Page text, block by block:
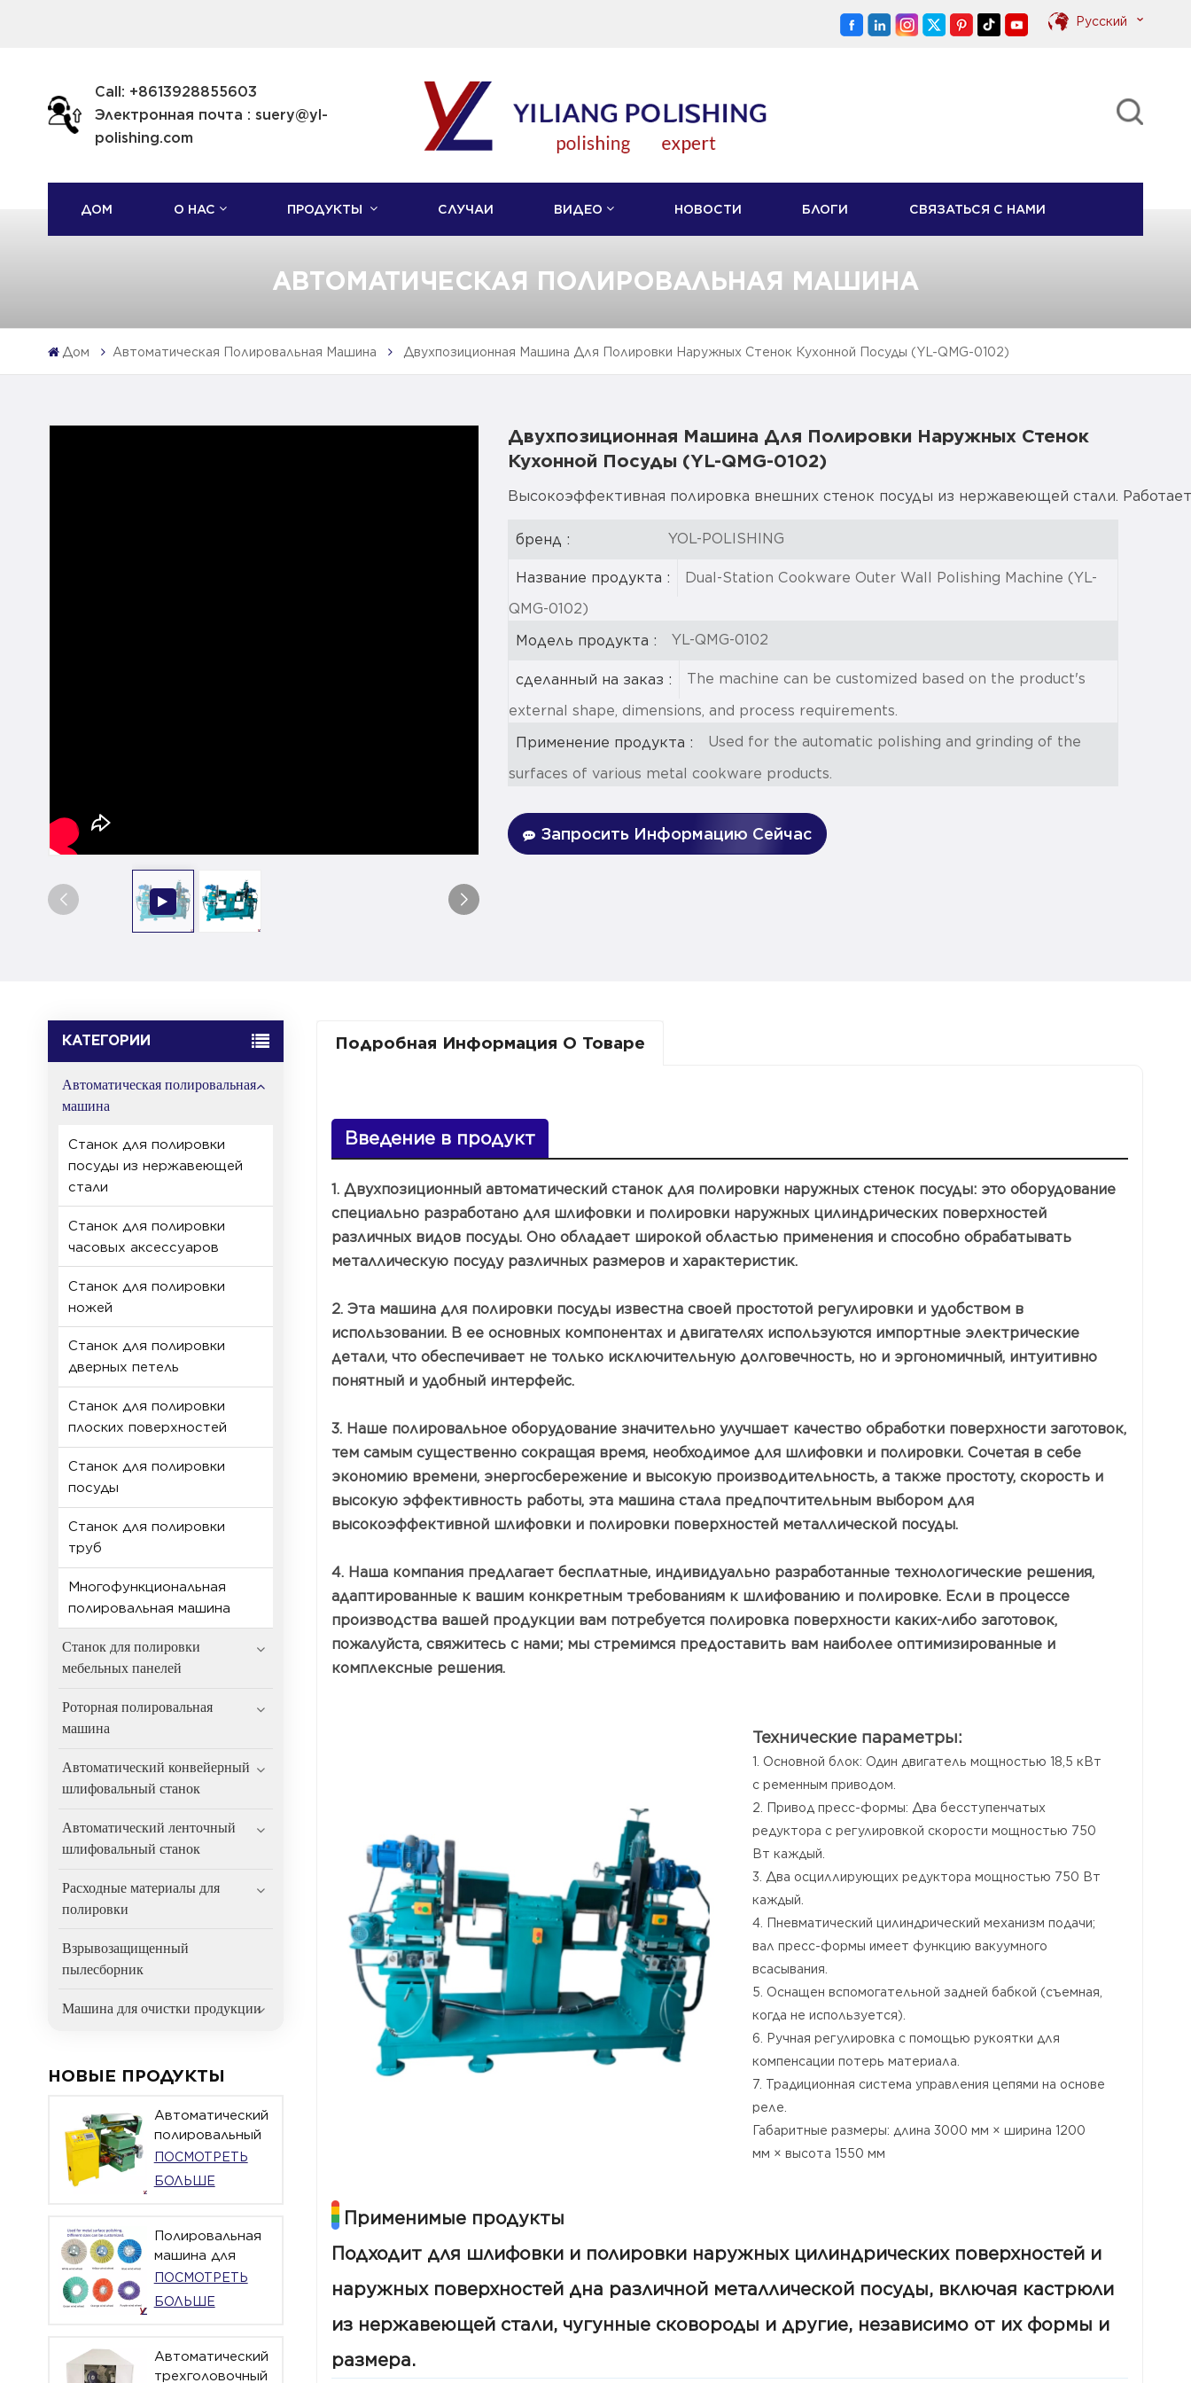
Pусский
English
Call: +8613928855603
Электронная почта : suery@yl-
polishing.com
ДОМ О НАС ПРОДУКТЫ СЛУЧАИ ВИДЕО НОВОСТИ БЛОГИ СВЯЗАТЬСЯ С НАМИ
АВТОМАТИЧЕСКАЯ ПОЛИРОВАЛЬНАЯ МАШИНА
Дом Автоматическая Полировальная Машина Двухпозиционная Машина Для Полировки Наружных Стенок Кухонной Посуды (YL-QMG-0102)
Двухпозиционная Машина Для Полировки Наружных Стенок
Кухонной Посуды (YL-QMG-0102)
Высокоэффективная полировка внешних стенок посуды из нержавеющей стали.
бренд : YOL-POLISHING
Название продукта :
Dual-Station Cookware Outer Wall Polishing Machine (YL-
QMG-0102)
Модель продукта :
YL-QMG-0102
сделанный на заказ :
The machine can be customized based on the product's
external shape, dimensions, and process requirements.
Применение продукта :
Used for the automatic polishing and grinding of the
surfaces of various metal cookware products.
Запросить Информацию Сейчас
КАТЕГОРИИ
Автоматическая полировальная
машина
Станок для полировки
посуды из нержавеющей
стали
Станок для полировки
часовых аксессуаров
Станок для полировки
ножей
Станок для полировки
дверных петель
Станок для полировки
плоских поверхностей
Станок для полировки
посуды
Станок для полировки
труб
Многофункциональная
полировальная машина
Станок для полировки
мебельных панелей
Роторная полировальная
машина
Автоматический конвейерный
шлифовальный станок
Автоматический ленточный
шлифовальный станок
Расходные материалы для
полировки
Взрывозащищенный
пылесборник
Машина для очистки продукции
НОВЫЕ ПРОДУКТЫ
Автоматический
полировальный
станок с
поворотным
полировки YL-
ATPM-051
ПОСМОТРЕТЬ
БОЛЬШЕ
Полировальная
машина для
полировки и
шлифовки
проволокой.
ПОСМОТРЕТЬ
БОЛЬШЕ
Автоматический
трехголовочный
Подробная Информация О Товаре
Введение в продукт
1. Двухпозиционный автоматический станок для полировки наружных стенок посуды: это оборудование
специально разработано для шлифовки и полировки наружных цилиндрических поверхностей
различных видов посуды. Оно обладает широкой областью применения и способно обрабатывать
металлическую посуду различных размеров и характеристик.
2. Эта машина для полировки посуды известна своей простотой регулировки и удобством в
использовании. В ее основных компонентах и ​​двигателях используются импортные электрические
детали, что обеспечивает не только исключительную долговечность, но и эргономичный, интуитивно
понятный и удобный интерфейс.
3. Наше полировальное оборудование значительно улучшает качество обработки поверхности заготовок,
тем самым существенно сокращая время, необходимое для шлифовки и полировки. Сочетая в себе
экономию времени, энергосбережение и высокую производительность, а также простоту, скорость и
высокую эффективность работы, эта машина стала предпочтительным выбором для
высокоэффективной шлифовки и полировки поверхностей металлической посуды.
4. Наша компания предлагает бесплатные, индивидуально разработанные технологические решения,
адаптированные к вашим конкретным требованиям к шлифованию и полировке. Если в процессе
производства вашей продукции вам потребуется полировка поверхности каких-либо заготовок,
пожалуйста, свяжитесь с нами; мы стремимся предоставить вам наиболее оптимизированные и
комплексные решения.
Технические параметры:
1. Основной блок: Один двигатель мощностью 18,5 кВт
с ременным приводом.
2. Привод пресс-формы: Два бесступенчатых
редуктора с регулировкой скорости мощностью 750
Вт каждый.
3. Два осциллирующих редуктора мощностью 750 Вт
каждый.
4. Пневматический цилиндрический механизм подачи;
вал пресс-формы имеет функцию вакуумного
всасывания.
5. Оснащен вспомогательной задней бабкой (съемная,
когда не используется).
6. Ручная регулировка с помощью рукоятки для
компенсации потерь материала.
7. Традиционная система управления цепями на основе
реле.
Габаритные размеры: длина 3000 мм × ширина 1200
мм × высота 1550 мм
Применимые продукты
Подходит для шлифовки и полировки наружных цилиндрических поверхностей и
наружных поверхностей дна различной металлической посуды, включая кастрюли
из нержавеющей стали, чугунные сковороды и другие, независимо от их формы и
размера.